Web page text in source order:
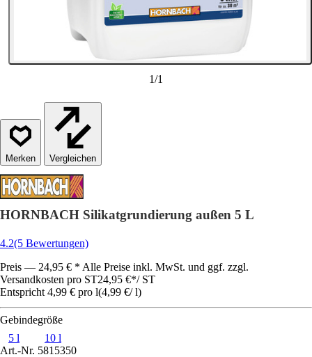
1/1
Vergleichen
HORNBACH Silikatgrundierung außen 5 L
4.2(5 Bewertungen)
Preis — 24,95 € * Alle Preise inkl. MwSt. und ggf. zzgl.
Versandkosten pro ST24,95 €*/ ST
Entspricht 4,99 € pro l(4,99 €/ l)
Gebindegröße
5 l
10 l
Art.-Nr. 5815350